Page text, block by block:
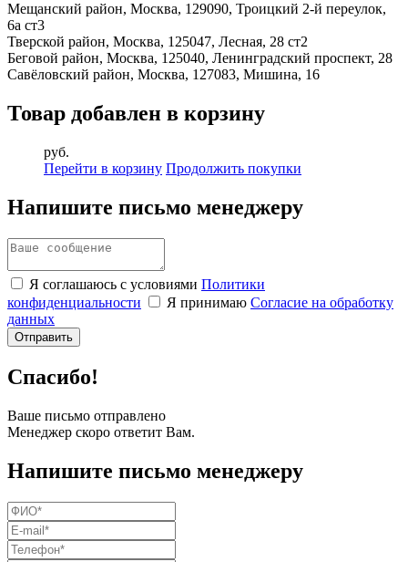
Мещанский район, Москва, 129090, Троицкий 2-й переулок,
6а ст3
Тверской район, Москва, 125047, Лесная, 28 ст2
Беговой район, Москва, 125040, Ленинградский проспект, 28
Савёловский район, Москва, 127083, Мишина, 16
Товар добавлен в корзину
руб.
Перейти в корзину Продолжить покупки
Напишите письмо менеджеру
Я соглашаюсь с условиями Политики
конфиденциальности
Я принимаю Согласие на обработку
данных
Спасибо!
Ваше письмо отправлено
Менеджер скоро ответит Вам.
Напишите письмо менеджеру